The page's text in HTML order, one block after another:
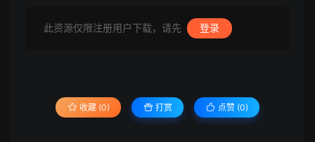
此资源仅限注册用户下载，请先 登录
收藏 (0) 打赏 点赞 (0)